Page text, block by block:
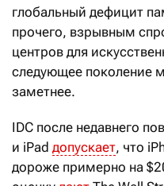
глобальный дефицит
прочего, взрывным
центров для
следующее поколение
заметнее.
IDC после недавнего
и iPad допускает, что
дороже примерно на